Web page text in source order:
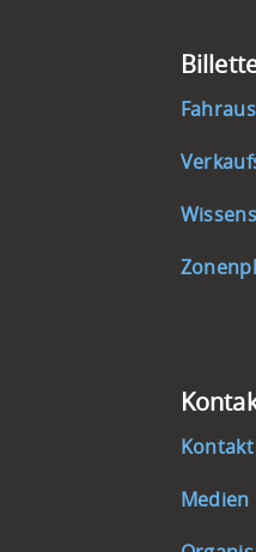
Kontakt
Medien